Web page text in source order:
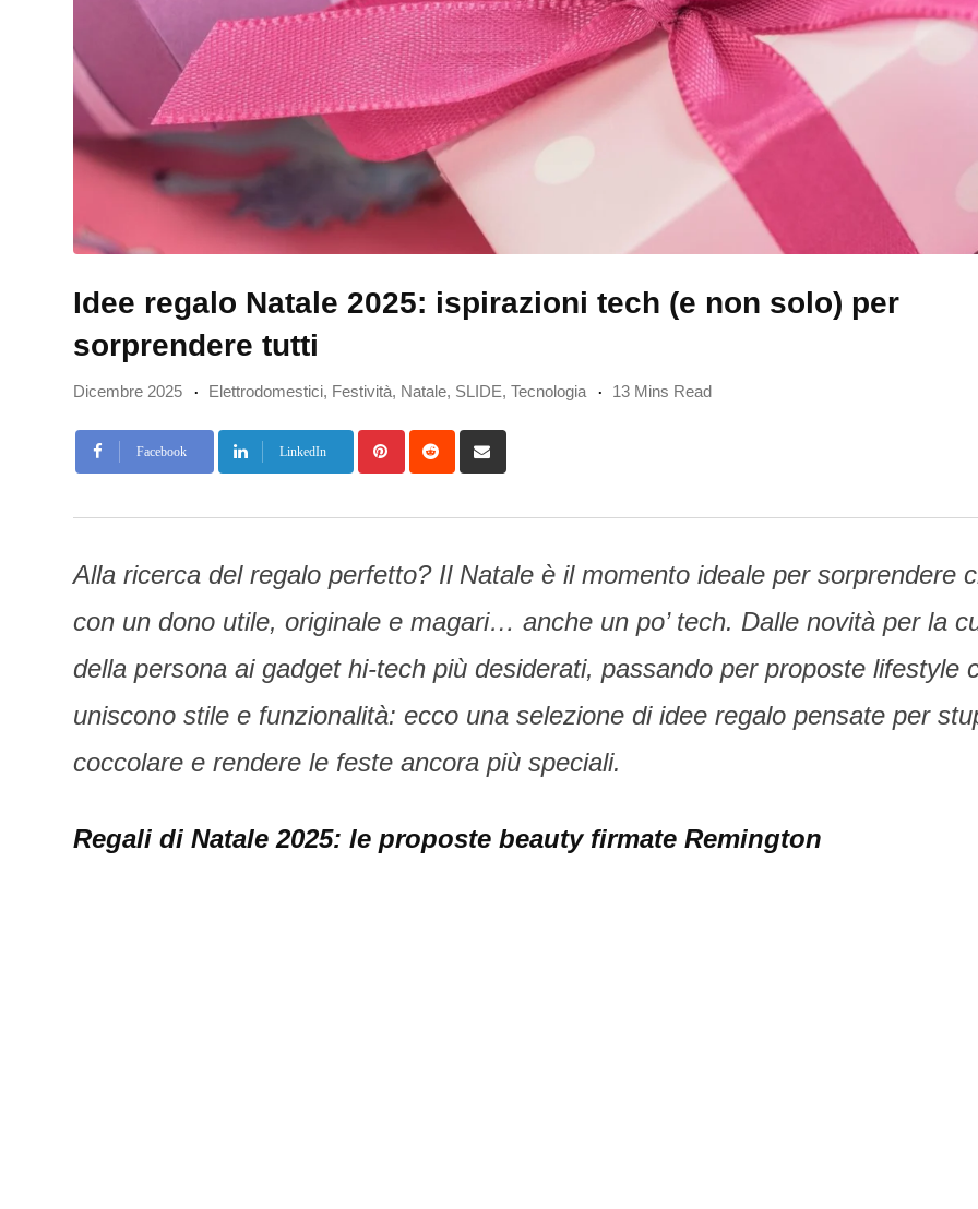
Idee regalo Natale 2025: ispirazioni tech (e non solo) per
sorprendere tutti
Dicembre 2025 Elettrodomestici, Festività, Natale, SLIDE, Tecnologia 13 Mins Read
Facebook LinkedIn PinterestReddit
via
Alla ricerca del regalo perfetto? Il Natale è il momento ideale per sorprendere
con un dono utile, originale e magari… anche un po’ tech. Dalle novità per la
della persona ai gadget hi-tech più desiderati, passando per proposte lifestyle
uniscono stile e funzionalità: ecco una selezione di idee regalo pensate per
coccolare e rendere le feste ancora più speciali.
Regali di Natale 2025: le proposte beauty firmate Remington